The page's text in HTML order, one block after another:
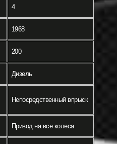
4
1968
200
Дизель
Непосредственный впрыск
Привод на все колеса